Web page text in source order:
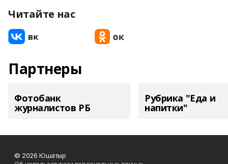
Читайте нас
Партнеры
Фотобанк
журналистов РБ
Рубрика "Еда и
напитки"
© 2026 Юшатыр